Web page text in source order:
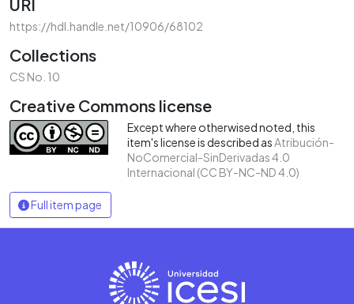
URI
https://hdl.handle.net/10906/68102
Collections
CS No. 10
Creative Commons license
Except where otherwised noted, this
item's license is described asAtribución-
NoComercial-SinDerivadas 4.0
Internacional (CC BY-NC-ND 4.0)
Full item page